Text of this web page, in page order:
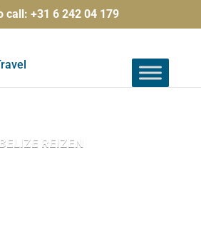
call: +31 6 242 04 179
BELIZE REIZEN